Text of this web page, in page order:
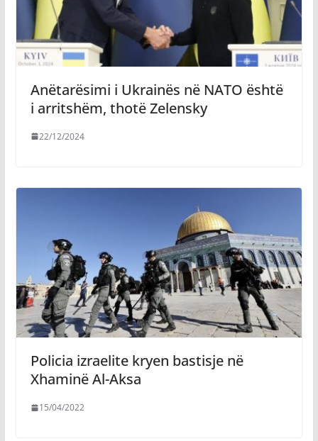
Anëtarësimi i Ukrainës në NATO është
i arritshëm, thotë Zelensky
22/12/2024
Policia izraelite kryen bastisje në
Xhaminë Al-Aksa
15/04/2022